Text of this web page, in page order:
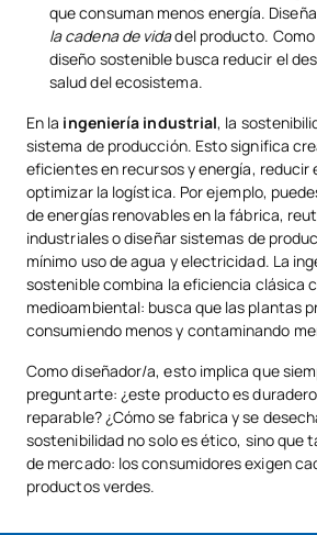
que consuman menos energía.
la cadena de vidadel producto. Como
diseño sostenible busca reducir el
salud del ecosistema.
En la ingeniería industrial, la
sistema de producción. Esto significa
eficientes en recursos y energía, reducir
optimizar la logística. Por ejemplo,
de energías renovables en la fábrica,
industriales o diseñar sistemas de
mínimo uso de agua y electricidad. La
sostenible combina la eficiencia clásica
medioambiental: busca que las plantas
consumiendo menos y contaminando
Como diseñador/a, esto implica que
preguntarte: ¿este producto es
reparable? ¿Cómo se fabrica y se
sostenibilidad no solo es ético, sino que
de mercado: los consumidores exigen
productos verdes.